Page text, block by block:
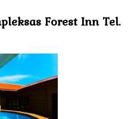
Forest Inn Tel.